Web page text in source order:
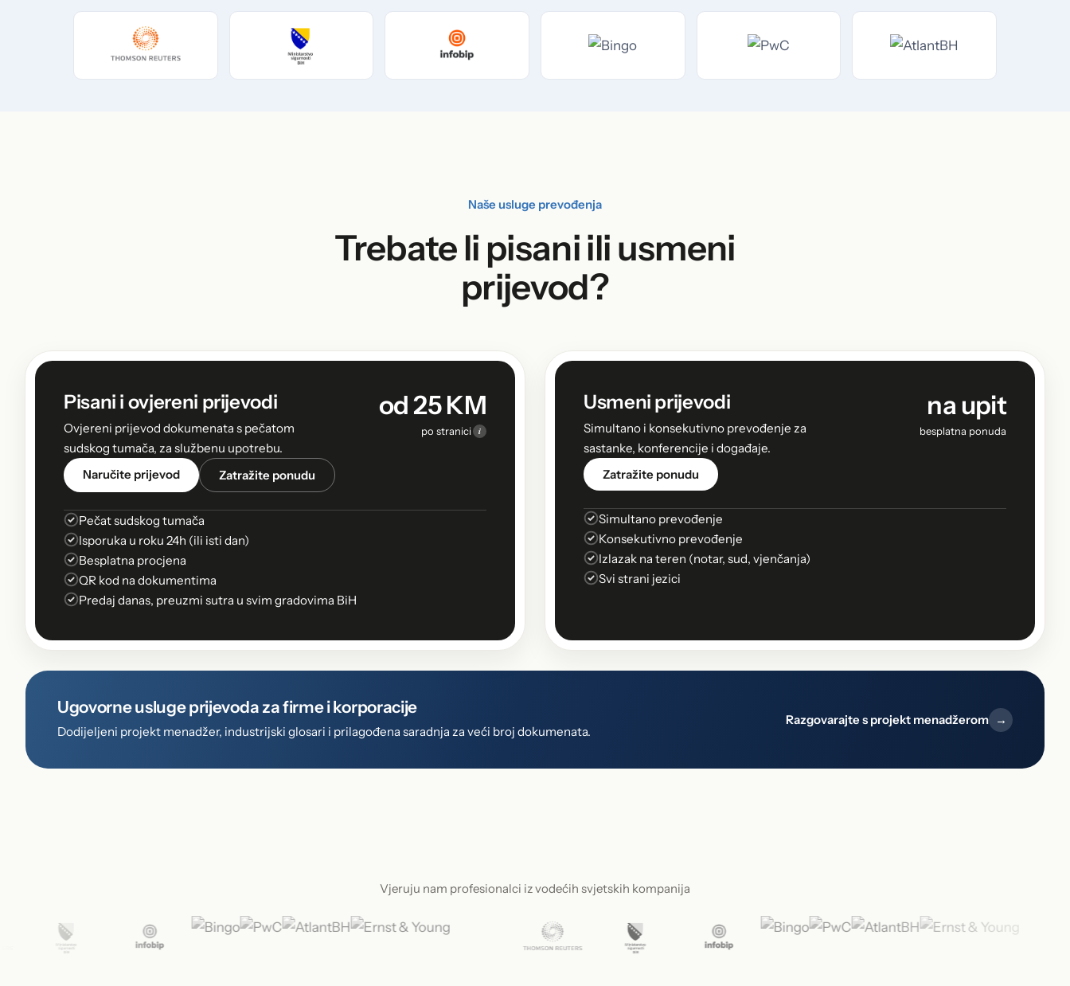
Naše usluge prevođenja
Trebate li pisani ili usmeni
prijevod?
Pisani i ovjereni prijevodi
Ovjereni prijevod dokumenata s pečatom
sudskog tumača, za službenu upotrebu.
od 25 KM
po stranici i
Naručite prijevod Zatražite ponudu
Pečat sudskog tumača
Isporuka u roku 24h (ili isti dan)
Besplatna procjena
QR kod na dokumentima
Predaj danas, preuzmi sutra u svim gradovima BiH
Usmeni prijevodi
Simultano i konsekutivno prevođenje za
sastanke, konferencije i događaje.
na upit
besplatna ponuda
Zatražite ponudu
Simultano prevođenje
Konsekutivno prevođenje
Izlazak na teren (notar, sud, vjenčanja)
Svi strani jezici
Ugovorne usluge prijevoda za firme i korporacije
Dodijeljeni projekt menadžer, industrijski glosari i prilagođena saradnja za veći broj dokumenata.
Razgovarajte s projekt menadžerom →
Vjeruju nam profesionalci iz vodećih svjetskih kompanija